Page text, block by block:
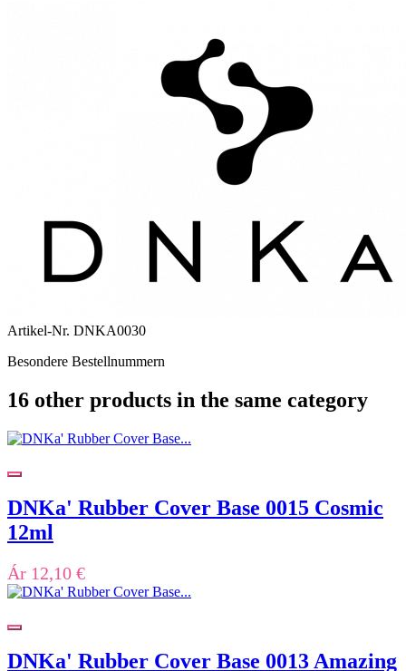
Artikel-Nr. DNKA0030
Besondere Bestellnummern
16 other products in the same category
DNKa' Rubber Cover Base 0015 Cosmic
12ml
Ár 12,10 €
DNKa' Rubber Cover Base 0013 Amazing